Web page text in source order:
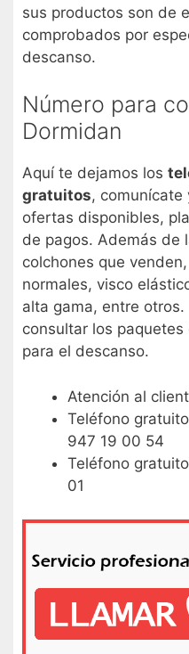
sus productos son de
comprobados por
descanso.
Número para
Dormidan
Aquí te dejamos los
gratuitos, comunícate
ofertas disponibles,
de pagos. Además de
colchones que
normales, visco
alta gama, entre
consultar los
para el descanso.
Atención al
Teléfono
947 19 00 54
Teléfono
01